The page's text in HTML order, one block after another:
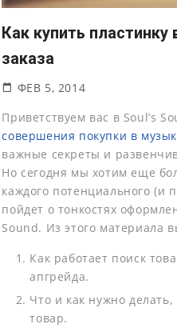
Как купить
заказа
ФЕВ 5, 2014
Приветствуем вас в Soul’s
совершения покупки в
важные секреты и
Но сегодня мы хотим еще
каждого потенциального (и
пойдет о тонкостях
Sound. Из этого материала
Как работает поиск
апгрейда.
Что и как нужно
товар.